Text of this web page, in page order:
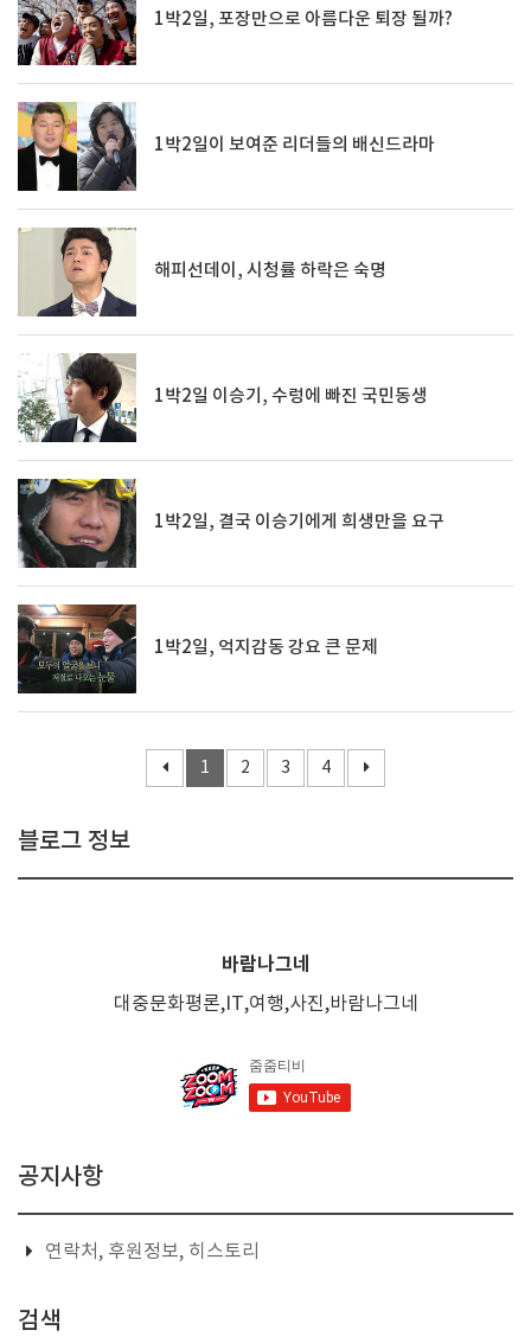
1박2일, 포장만으로 아름다운 퇴장 될까?
1박2일이 보여준 리더들의 배신드라마
해피선데이, 시청률 하락은 숙명
1박2일 이승기, 수렁에 빠진 국민동생
1박2일, 결국 이승기에게 희생만을 요구
1박2일, 억지감동 강요 큰 문제
1 2 3 4
블로그 정보
바람나그네
대중문화평론,IT,여행,사진,바람나그네
공지사항
연락처, 후원정보, 히스토리
검색